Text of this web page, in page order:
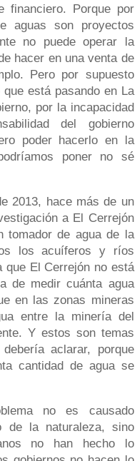
financiero. Porque por
aguas son proyectos
no puede operar la
hacer en una venta de
Pero por supuesto
está pasando en La
por la incapacidad
del gobierno
poder hacerlo en la
poner no sé
2013, hace más de un
a El Cerrejón
tomador de agua de la
los acuíferos y ríos
que El Cerrejón no está
de medir cuánta agua
en las zonas mineras
entre la minería del
Y estos son temas
aclarar, porque
cantidad de agua se
no es causado
de la naturaleza, sino
no han hecho lo